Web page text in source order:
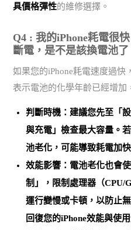
具價格彈性的維修選擇。
Q4 : 我的iPhone耗電很
斷電，是不是該換電池了
如果您的iPhone耗電速度過快
表示電池的化學年齡已經增加
判斷時機：建議您先至「
與充電」檢查最大容量。
池老化 ，可能導致耗電加
效能影響：電池老化也會
制」，限制處理器（CPU/
運行變慢或卡頓，以防止
回復您的iPhone效能與使